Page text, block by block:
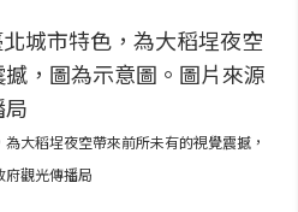
為大稻埕夜空帶來前所未有的視覺震撼，
府觀光傳播局